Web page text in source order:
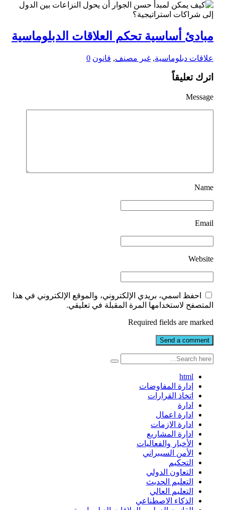
مبادئ أساسية تحكم العلاقات الدبلوماسية
علاقات دبلوماسية, غير مصنف, قانون 0
اترك تعليقاً
Message
Name
Email
Website
احفظ اسمي، بريدي الإلكتروني، والموقع الإلكتروني في هذا
المتصفح لاستخدامها المرة المقبلة في تعليقي.
Required fields are marked
html
إدارة المفاوضات
اتخاذ القرارات
ادارة
ادارة اعمال
ادارة الازمات
ادارة المشاريع
الأخبار والفعاليات
الأمن السيبراني
التحكيم
التعاون الدولي
التعليم الحديث
التعليم العالي
الذكاء الاصطناعي